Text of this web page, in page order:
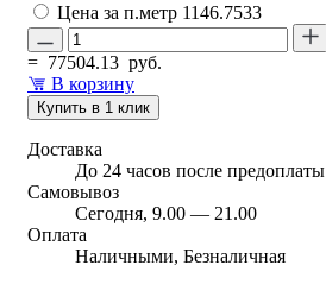
Цена за п.метр 1146.7533
= 77504.13 руб.
В корзину
Купить в 1 клик
Доставка
До 24 часов после предоплаты
Самовывоз
Сегодня, 9.00 — 21.00
Оплата
Наличными, Безналичная